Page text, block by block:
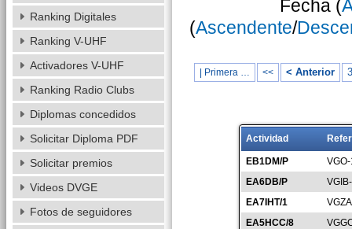
Fecha (
(Ascendente/
| Primera … << < Anterior
Actividad
EB1DM/P
EA6DB/P
EA7IHT/1
EA5HCC/8
Ranking Digitales
Ranking V-UHF
Activadores V-UHF
Ranking Radio Clubs
Diplomas concedidos
Solicitar Diploma PDF
Solicitar premios
Videos DVGE
Fotos de seguidores